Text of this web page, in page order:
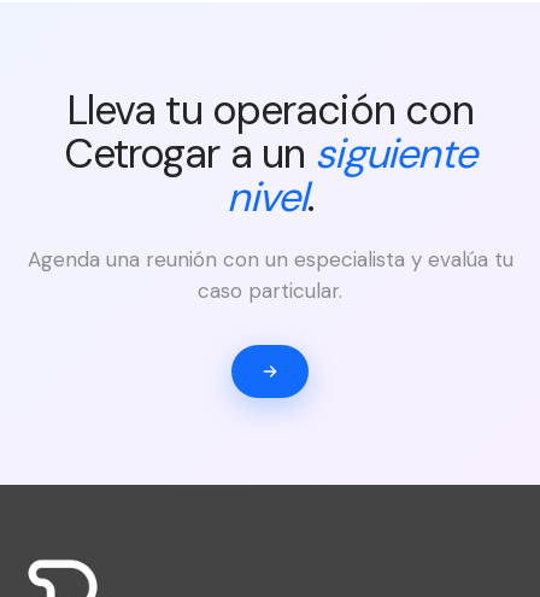
Lleva tu operación con
Cetrogar a un siguiente
nivel.
Agenda una reunión con un especialista y evalúa tu
caso particular.